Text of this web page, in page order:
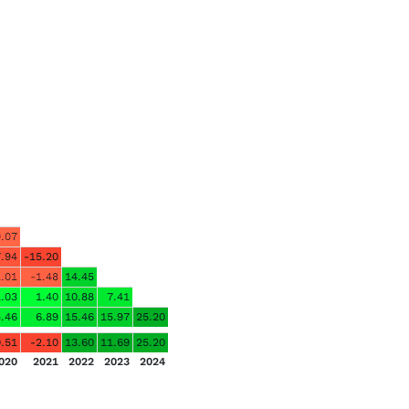
-15.20
-1.48 14.45
1.40 10.88
7.41
6.89 15.46 15.97 25.20
-2.10 13.60 11.69 25.20
2021 2022 2023 2024